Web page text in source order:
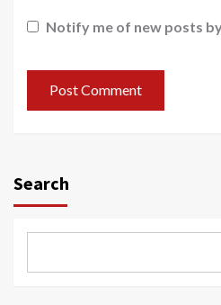
Notify me of new posts by
Search